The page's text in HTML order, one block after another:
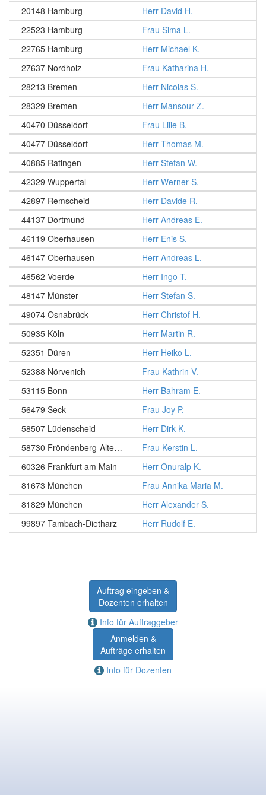
20148 Hamburg
Herr David H.
22523 Hamburg
Frau Sima L.
22765 Hamburg
Herr Michael K.
27637 Nordholz
Frau Katharina H.
28213 Bremen
Herr Nicolas S.
28329 Bremen
Herr Mansour Z.
40470 Düsseldorf
Frau Lilie B.
40477 Düsseldorf
Herr Thomas M.
40885 Ratingen
Herr Stefan W.
42329 Wuppertal
Herr Werner S.
42897 Remscheid
Herr Davide R.
44137 Dortmund
Herr Andreas E.
46119 Oberhausen
Herr Enis S.
46147 Oberhausen
Herr Andreas L.
46562 Voerde
Herr Ingo T.
48147 Münster
Herr Stefan S.
49074 Osnabrück
Herr Christof H.
50935 Köln
Herr Martin R.
52351 Düren
Herr Heiko L.
52388 Nörvenich
Frau Kathrin V.
53115 Bonn
Herr Bahram E.
56479 Seck
Frau Joy P.
58507 Lüdenscheid
Herr Dirk K.
58730 Fröndenberg-Altendorf
Frau Kerstin L.
60326 Frankfurt am Main
Herr Onuralp K.
81673 München
Frau Annika Maria M.
81829 München
Herr Alexander S.
99897 Tambach-Dietharz
Herr Rudolf E.
Auftrag eingeben &
Dozenten erhalten
Info für Auftraggeber
Anmelden &
Aufträge erhalten
Info für Dozenten